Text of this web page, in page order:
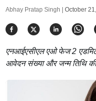
Abhay Pratap Singh | October
एनआईएसीएल एओ फेज 2
आवेदन संख्या और जन्म तिथि